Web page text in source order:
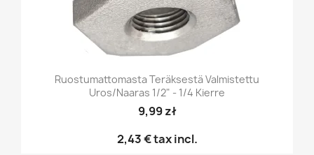
Ruostumattomasta Teräksestä Valmistettu
Uros/naaras 1/2" - 1/4 Kierre
9,99 zł
2,43 €tax incl.